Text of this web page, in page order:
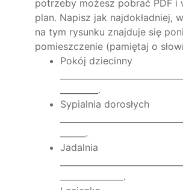
potrzeby możesz pobrać PDF i
plan. Napisz jak najdokładniej,
na tym rysunku znajduje się
pomieszczenie (pamiętaj o
Pokój dziecinny
_________.
Sypialnia dorosłych
______.
Jadalnia
_______________.